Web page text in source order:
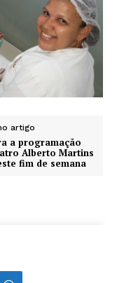
artigo
a programação
Alberto Martins
fim de semana